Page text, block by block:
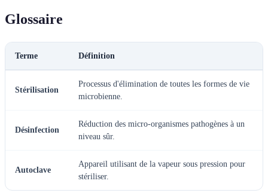
Glossaire
Terme Définition
Stérilisation
Processus d'élimination de toutes les formes de vie
microbienne.
Désinfection
Réduction des micro-organismes pathogènes à un
niveau sûr.
Autoclave
Appareil utilisant de la vapeur sous pression pour
stériliser.